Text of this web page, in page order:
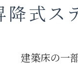
降式ス
建築床の一